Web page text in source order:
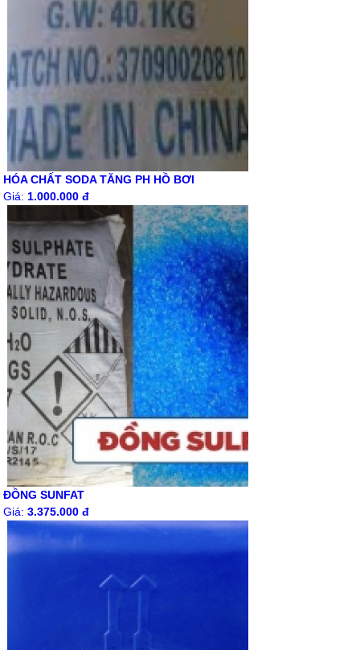
HÓA CHẤT SODA TĂNG PH HỒ BƠI
Giá: 1.000.000 đ
ĐỒNG SUNFAT
Giá:3.375.000 đ